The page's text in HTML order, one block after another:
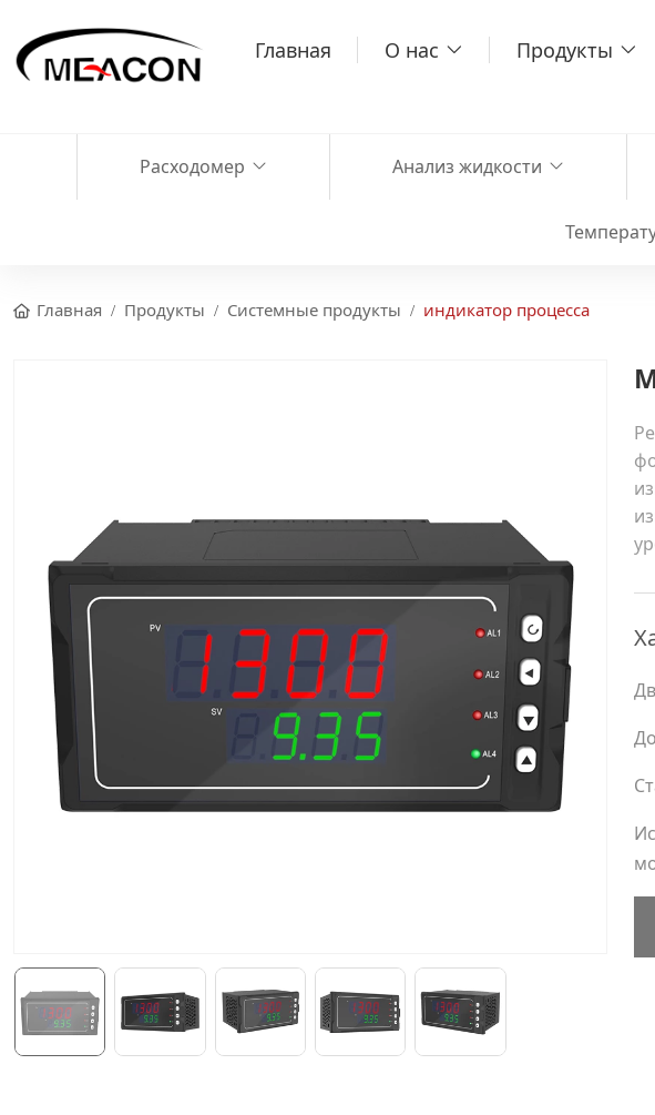
Главная О нас Продукты
Расходомер Анализ жидкости
Главная Продукты Системные продукты индикатор процесса